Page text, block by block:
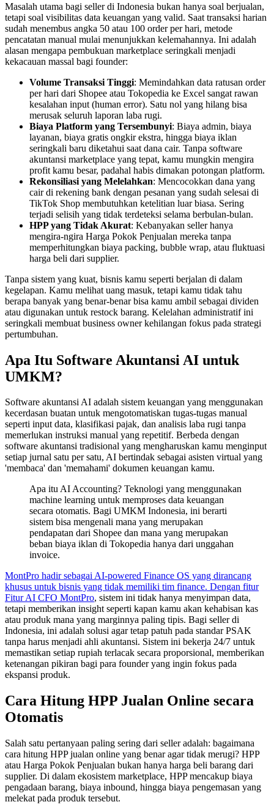
Masalah utama bagi seller di Indonesia bukan hanya soal berjualan,
tetapi soal visibilitas data keuangan yang valid. Saat transaksi harian
sudah menembus angka 50 atau 100 order per hari, metode
pencatatan manual mulai menunjukkan kelemahannya. Ini adalah
alasan mengapa pembukuan marketplace seringkali menjadi
kekacauan massal bagi founder:
Volume Transaksi Tinggi: Memindahkan data ratusan order
per hari dari Shopee atau Tokopedia ke Excel sangat rawan
kesalahan input (human error). Satu nol yang hilang bisa
merusak seluruh laporan laba rugi.
Biaya Platform yang Tersembunyi: Biaya admin, biaya
layanan, biaya gratis ongkir ekstra, hingga biaya iklan
seringkali baru diketahui saat dana cair. Tanpa software
akuntansi marketplace yang tepat, kamu mungkin mengira
profit kamu besar, padahal habis dimakan potongan platform.
Rekonsiliasi yang Melelahkan: Mencocokkan dana yang
cair di rekening bank dengan pesanan yang sudah selesai di
TikTok Shop membutuhkan ketelitian luar biasa. Sering
terjadi selisih yang tidak terdeteksi selama berbulan-bulan.
HPP yang Tidak Akurat: Kebanyakan seller hanya
mengira-ngira Harga Pokok Penjualan mereka tanpa
memperhitungkan biaya packing, bubble wrap, atau fluktuasi
harga beli dari supplier.
Tanpa sistem yang kuat, bisnis kamu seperti berjalan di dalam
kegelapan. Kamu melihat uang masuk, tetapi kamu tidak tahu
berapa banyak yang benar-benar bisa kamu ambil sebagai dividen
atau digunakan untuk restock barang. Kelelahan administratif ini
seringkali membuat business owner kehilangan fokus pada strategi
pertumbuhan.
Apa Itu Software Akuntansi AI untuk
UMKM?
Software akuntansi AI adalah sistem keuangan yang menggunakan
kecerdasan buatan untuk mengotomatiskan tugas-tugas manual
seperti input data, klasifikasi pajak, dan analisis laba rugi tanpa
memerlukan instruksi manual yang repetitif. Berbeda dengan
software akuntansi tradisional yang mengharuskan kamu menginput
setiap jurnal satu per satu, AI bertindak sebagai asisten virtual yang
'membaca' dan 'memahami' dokumen keuangan kamu.
Apa itu AI Accounting? Teknologi yang menggunakan
machine learning untuk memproses data keuangan
secara otomatis. Bagi UMKM Indonesia, ini berarti
sistem bisa mengenali mana yang merupakan
pendapatan dari Shopee dan mana yang merupakan
beban biaya iklan di Tokopedia hanya dari unggahan
invoice.
MontPro hadir sebagai AI-powered Finance OS yang dirancang
khusus untuk bisnis yang tidak memiliki tim finance. Dengan fitur
Fitur AI CFO MontPro, sistem ini tidak hanya menyimpan data,
tetapi memberikan insight seperti kapan kamu akan kehabisan kas
atau produk mana yang marginnya paling tipis. Bagi seller di
Indonesia, ini adalah solusi agar tetap patuh pada standar PSAK
tanpa harus menjadi ahli akuntansi. Sistem ini bekerja 24/7 untuk
memastikan setiap rupiah terlacak secara proporsional, memberikan
ketenangan pikiran bagi para founder yang ingin fokus pada
ekspansi produk.
Cara Hitung HPP Jualan Online secara
Otomatis
Salah satu pertanyaan paling sering dari seller adalah: bagaimana
cara hitung HPP jualan online yang benar agar tidak merugi? HPP
atau Harga Pokok Penjualan bukan hanya harga beli barang dari
supplier. Di dalam ekosistem marketplace, HPP mencakup biaya
pengadaan barang, biaya inbound, hingga biaya pengemasan yang
melekat pada produk tersebut.